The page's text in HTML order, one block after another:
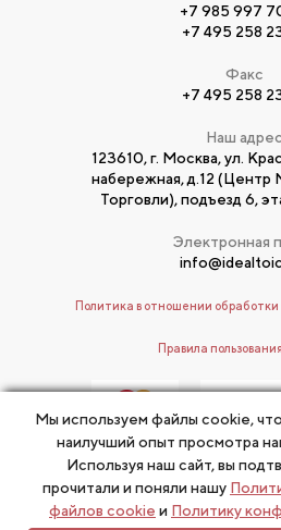
+7 985 997
+7 495 258
Факс
+7 495 258
Наш адрес
123610, г. Москва, ул.
набережная, д.12
Торговли), подъезд 6,
Электронная
Политика в отношении
Правила
© Т. Тойч, 2017
ИДЕАЛ-методТойча
Мы используем файлы cookie,
наилучший опыт просмотра
Используя наш сайт, вы
прочитали и поняли нашу
файлов cookie и Политику